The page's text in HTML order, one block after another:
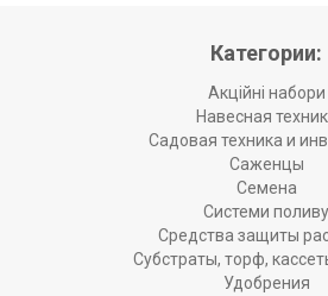
Категории:
Акційні набори
Навесная
Садовая техника и
Саженцы
Семена
Системи поливу
Средства защиты
Субстраты, торф,
Удобрения